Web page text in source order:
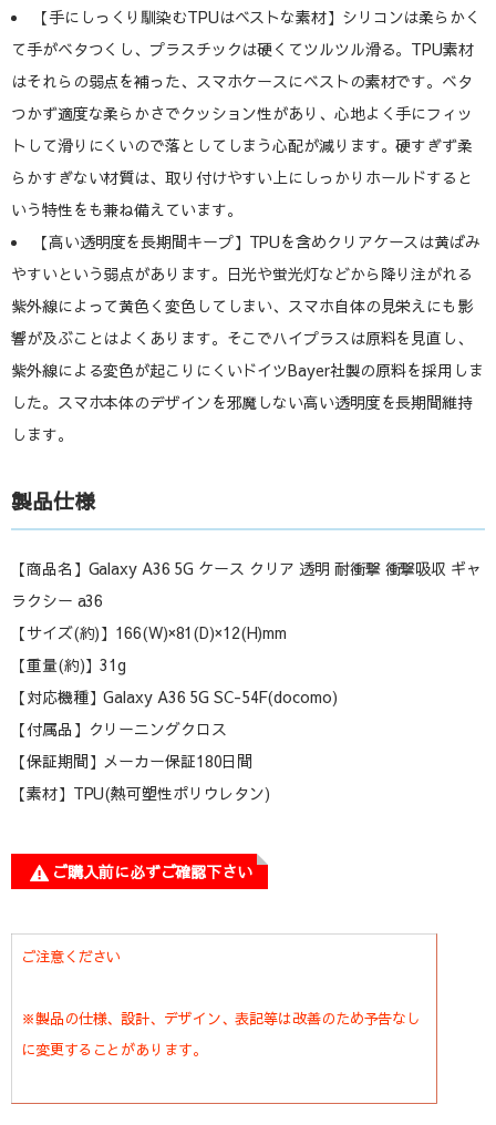
【手にしっくり馴染むTPUはベストな素材】シリコンは柔らかく
て手がベタつくし、プラスチックは硬くてツルツル滑る。TPU素材
はそれらの弱点を補った、スマホケースにベストの素材です。ベタ
つかず適度な柔らかさでクッション性があり、心地よく手にフィッ
トして滑りにくいので落としてしまう心配が減ります。硬すぎず柔
らかすぎない材質は、取り付けやすい上にしっかりホールドすると
いう特性をも兼ね備えています。
【高い透明度を長期間キープ】TPUを含めクリアケースは黄ばみ
やすいという弱点があります。日光や蛍光灯などから降り注がれる
紫外線によって黄色く変色してしまい、スマホ自体の見栄えにも影
響が及ぶことはよくあります。そこでハイプラスは原料を見直し、
紫外線による変色が起こりにくいドイツBayer社製の原料を採用しま
した。スマホ本体のデザインを邪魔しない高い透明度を長期間維持
します。
製品仕様
【商品名】Galaxy A36 5G ケース クリア 透明 耐衝撃 衝撃吸収 ギャ
ラクシー a36
【サイズ(約)】166(W)×81(D)×12(H)mm
【重量(約)】31g
【対応機種】Galaxy A36 5G SC-54F(docomo)
【付属品】クリーニングクロス
【保証期間】メーカー保証180日間
【素材】TPU(熱可塑性ポリウレタン)
ご購入前に必ずご確認下さい
ご注意ください
※製品の仕様、設計、デザイン、表記等は改善のため予告なし
に変更することがあります。